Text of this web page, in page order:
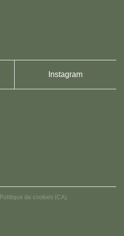
Instagram
Politique de cookies (CA)